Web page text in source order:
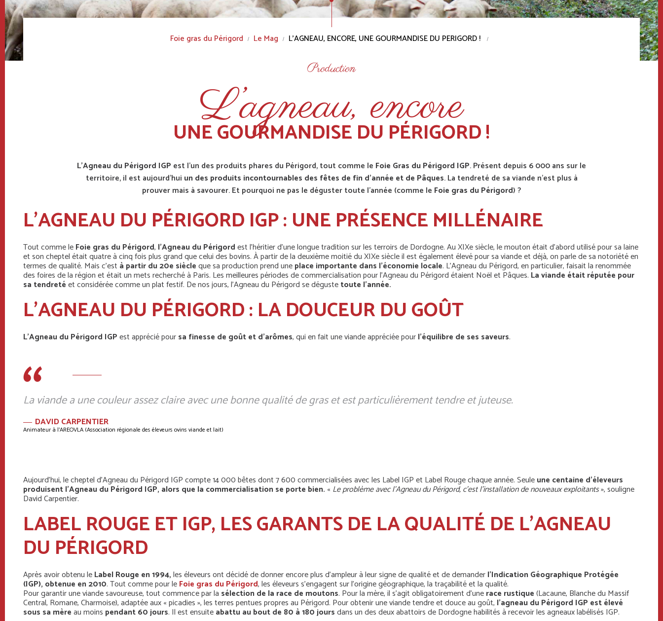
Foie gras du Périgord Le Mag L’AGNEAU, ENCORE, UNE GOURMANDISE DU PERIGORD !
Production
L’agneau, encore
UNE GOURMANDISE DU PÉRIGORD !
L’Agneau du Périgord IGP est l’un des produits phares du Périgord, tout comme le Foie Gras du Périgord IGP. Présent depuis 6 000 ans sur le
territoire, il est aujourd’hui un des produits incontournables des fêtes de fin d’année et de Pâques. La tendreté de sa viande n’est plus à
prouver mais à savourer. Et pourquoi ne pas le déguster toute l’année (comme le Foie gras du Périgord) ?
L’AGNEAU DU PÉRIGORD IGP : UNE PRÉSENCE MILLÉNAIRE
Tout comme leFoie gras du Périgord, l’Agneau du Périgordest l’héritier d’une longue tradition sur les terroirs de Dordogne. Au XIXe siècle, le mouton était d’abord utilisé pour sa laine
et son cheptel était quatre à cinq fois plus grand que celui des bovins. À partir de la deuxième moitié du XIXe siècle il est également élevé pour sa viande et déjà, on parle de sa notoriété en
termes de qualité. Mais c’est à partir du 20e siècleque sa production prend uneplace importante dans l’économie locale. L'Agneau du Périgord, en particulier, faisait la renommée
des foires de la région et était un mets recherché à Paris. Les meilleures périodes de commercialisation pour l'Agneau du Périgord étaient Noël et Pâques. La viande était réputée pour
sa tendretéet considérée comme un plat festif. De nos jours, l’Agneau du Périgord se dégustetoute l’année.
L’AGNEAU DU PÉRIGORD : LA DOUCEUR DU GOÛT
L’Agneau du Périgord IGPest apprécié poursa finesse de goût et d’arômes, qui en fait une viande appréciée pourl’équilibre de ses saveurs.
La viande a une couleur assez claire avec une bonne qualité de gras et est particulièrement tendre et juteuse.
DAVID CARPENTIER
Animateur à l’AREOVLA (Association régionale des éleveurs ovins viande et lait)
Aujourd’hui, le cheptel d’Agneau du Périgord IGP compte 14 000 bêtes dont 7 600 commercialisées avec les Label IGP et Label Rouge chaque année. Seuleune centaine d’éleveurs
produisent l’Agneau du Périgord IGP, alors que la commercialisation se porte bien. « Le problème avec l’Agneau du Périgord, c’est l’installation de nouveaux exploitants», souligne
David Carpentier.
LABEL ROUGE ET IGP, LES GARANTS DE LA QUALITÉ DE L’AGNEAU
DU PÉRIGORD
Après avoir obtenu leLabel Rouge en 1994,les éleveurs ont décidé de donner encore plus d’ampleur à leur signe de qualité et de demanderl’Indication Géographique Protégée
(IGP), obtenue en 2010. Tout comme pour leFoie gras du Périgord, les éleveurs s’engagent sur l’origine géographique, la traçabilité et la qualité.
Pour garantir une viande savoureuse, tout commence par la sélection de la race de moutons. Pour la mère, il s’agit obligatoirement d’unerace rustique(Lacaune, Blanche du Massif
Central, Romane, Charmoise), adaptée aux « picadies », les terres pentues propres au Périgord. Pour obtenir une viande tendre et douce au goût, l’agneau du Périgord IGP est élevé
sous sa mèreau moins pendant 60 jours. Il est ensuiteabattu au bout de 80 à 180 joursdans un des deux abattoirs de Dordogne habilités à recevoir les agneaux labélisés IGP.